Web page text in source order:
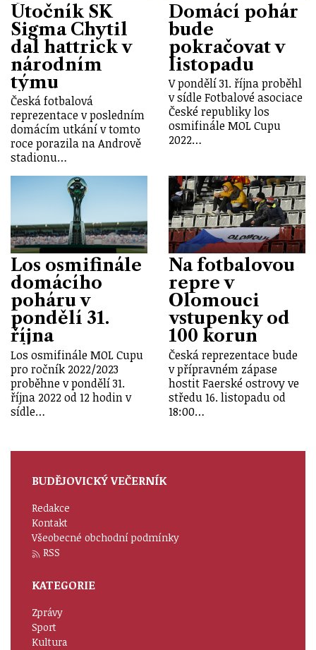
Útočník SK
Sigma Chytil
dal hattrick v
národním
týmu
Česká fotbalová
reprezentace v posledním
domácím utkání v tomto
roce porazila na Andrově
stadionu…
Domácí pohár
bude
pokračovat v
listopadu
V pondělí 31. října proběhl
v sídle Fotbalové asociace
České republiky los
osmifinále MOL Cupu
2022…
Los osmifinále
domácího
poháru v
pondělí 31.
října
Los osmifinále MOL Cupu
pro ročník 2022/2023
proběhne v pondělí 31.
října 2022 od 12 hodin v
sídle…
Na fotbalovou
repre v
Olomouci
vstupenky od
100 korun
Česká reprezentace bude
v přípravném zápase
hostit Faerské ostrovy ve
středu 16. listopadu od
18:00…
BUDĚJOVICKÝ VEČERNÍK
Redakce
Kontakt
Všeobecné obchodní podmínky
RSS
KATEGORIE
Zprávy
Sport
Kultura